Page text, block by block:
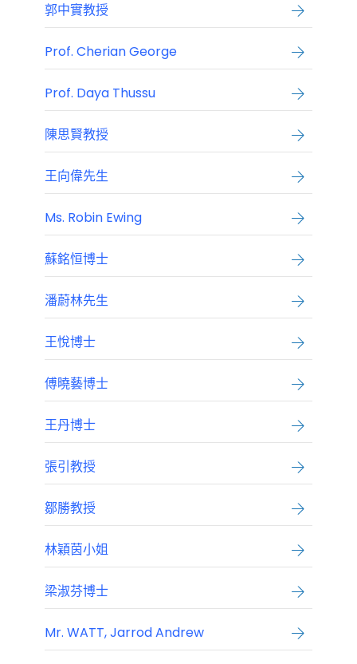
郭中實教授
Prof. Cherian George
Prof. Daya Thussu
陳思賢教授
王向偉先生
Ms. Robin Ewing
蘇銘恒博士
潘蔚林先生
王悅博士
傅曉藝博士
王丹博士
張引教授
鄒勝教授
林穎茵小姐
梁淑芬博士
Mr. WATT, Jarrod Andrew